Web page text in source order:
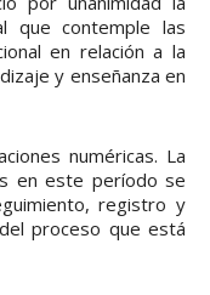
que contemple las
en relación a la
y enseñanza en
numéricas. La
en este período se
registro y
proceso que está